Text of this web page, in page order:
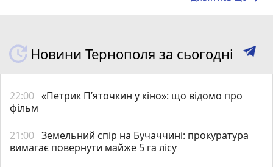
Новини Тернополя за сьогодні
22:00 «Петрик П’яточкин у кіно»: що відомо про
фільм
21:00 Земельний спір на Бучаччині: прокуратура
вимагає повернути майже 5 га лісу